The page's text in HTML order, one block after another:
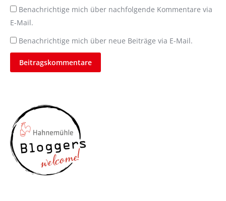
Benachrichtige mich über nachfolgende Kommentare via
E-Mail.
Benachrichtige mich über neue Beiträge via E-Mail.
Beitragskommentare